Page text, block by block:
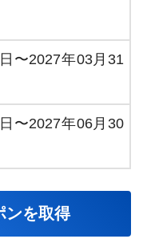
〜2027年03月31
〜2027年06月30
ンを取得